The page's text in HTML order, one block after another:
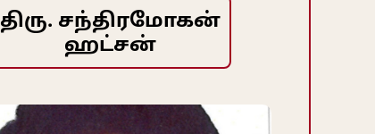
திரு. சந்திரமோகன்
ஹட்சன்